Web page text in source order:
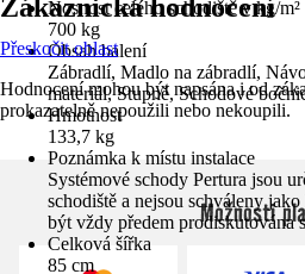
Nosnost celého schodiště v kg/m²
700 kg
Obsah balení
Zábradlí, Madlo na zábradlí,
materiál, Stupně, Schodové
Hmotnost
133,7 kg
Poznámka k místu instalace
Systémové schody Pertura jsou
schodiště a nejsou schváleny
být vždy předem prodiskutována
Celková šířka
85 cm
Zákaznická hodnocení
Přeskočit oblast
Hodnocení mohou být napsána i od
prokazatelně nepoužili nebo nekoupili.
Možnosti